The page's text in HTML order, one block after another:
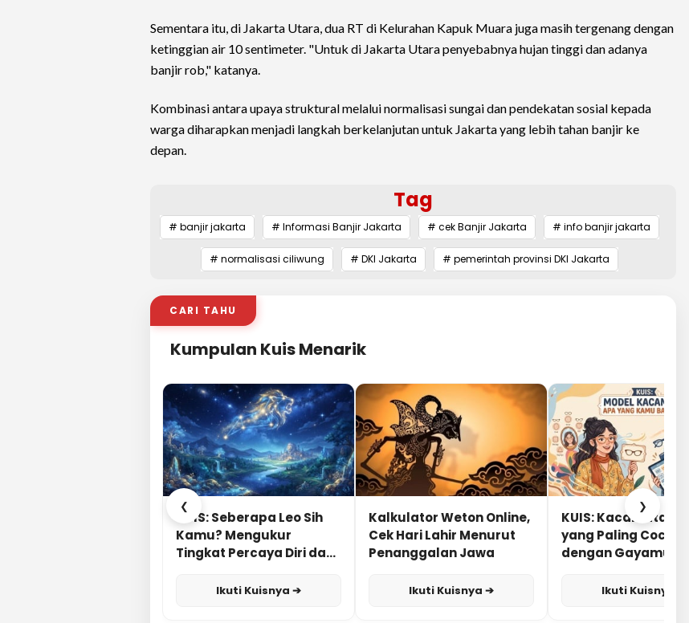
Sementara itu, di Jakarta Utara, dua RT di Kelurahan Kapuk Muara juga masih tergenang dengan
ketinggian air 10 sentimeter. "Untuk di Jakarta Utara penyebabnya hujan tinggi dan adanya
banjir rob," katanya.
Kombinasi antara upaya struktural melalui normalisasi sungai dan pendekatan sosial kepada
warga diharapkan menjadi langkah berkelanjutan untuk Jakarta yang lebih tahan banjir ke
depan.
Tag
# banjir jakarta # Informasi Banjir Jakarta # cek Banjir Jakarta # info banjir jakarta
# normalisasi ciliwung # DKI Jakarta # pemerintah provinsi DKI Jakarta
CARI TAHU
Kumpulan Kuis Menarik
❮
KUIS: Seberapa Leo Sih
Kamu? Mengukur
Tingkat Percaya Diri dan
Ikuti Kuisnya ➔
Kalkulator Weton Online,
Cek Hari Lahir Menurut
Penanggalan Jawa
Ikuti Kuisnya ➔
KUIS: Kacamata Apa
yang Paling Cocok
dengan Gayamu?
Ikuti Kuisnya ➔
❯